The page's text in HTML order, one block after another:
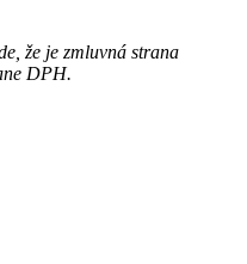
že je zmluvná strana
DPH.